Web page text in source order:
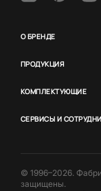
О БРЕНДЕ
ПРОДУКЦИЯ
КОМПЛЕКТУЮЩИЕ
СЕРВИСЫ И
© 1996–2026.
защищены.